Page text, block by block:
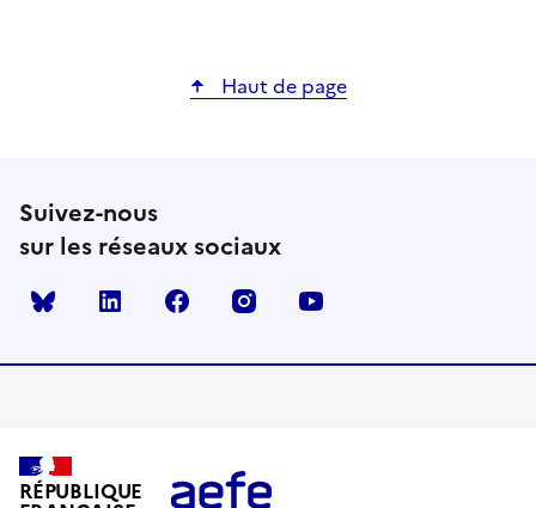
Haut de page
Suivez-nous
sur les réseaux sociaux
Bluesky linkedin facebook instagram
RÉPUBLIQUE